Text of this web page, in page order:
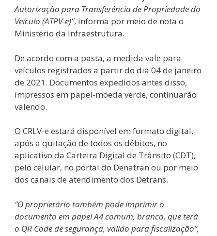
Autorização para Transferência de Propriedade do
Veículo (ATPV-e)”, informa por meio de nota o
Ministério da Infraestrutura.
De acordo com a pasta, a medida vale para
veículos registrados a partir do dia 04 de janeiro
de 2021. Documentos expedidos antes disso,
impressos em papel-moeda verde, continuarão
valendo.
O CRLV-e estará disponível em formato digital,
após a quitação de todos os débitos, no
aplicativo da Carteira Digital de Trânsito (CDT),
pelo celular, no portal do Denatran ou por meio
dos canais de atendimento dos Detrans.
“O proprietário também pode imprimir o
documento em papel A4 comum, branco, que terá
o QR Code de segurança, válido para fiscalização”,